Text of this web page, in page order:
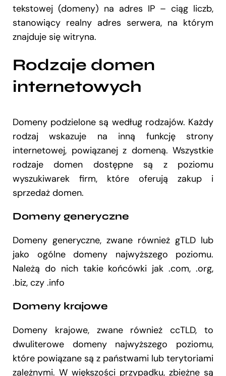
tekstowej (domeny) na adres IP – ciąg liczb,
stanowiący realny adres serwera, na którym
znajduje się witryna.
Rodzaje domen
internetowych
Domeny podzielone są według rodzajów. Każdy
rodzaj wskazuje na inną funkcję strony
internetowej, powiązanej z domeną. Wszystkie
rodzaje domen dostępne są z poziomu
wyszukiwarek firm, które oferują zakup i
sprzedaż domen.
Domeny generyczne
Domeny generyczne, zwane również gTLD lub
jako ogólne domeny najwyższego poziomu.
Należą do nich takie końcówki jak .com, .org,
.biz, czy .info
Domeny krajowe
Domeny krajowe, zwane również ccTLD, to
dwuliterowe domeny najwyższego poziomu,
które powiązane są z państwami lub terytoriami
zależnymi. W większości przypadku, zbieżne są